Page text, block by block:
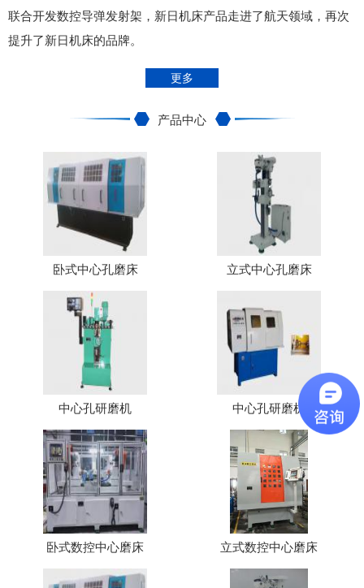
联合开发数控导弹发射架，新日机床产品走进了航天领域，再次
提升了新日机床的品牌。
更多
产品中心
卧式中心孔磨床 立式中心孔磨床
中心孔研磨机 中心孔研磨机
卧式数控中心磨床 立式数控中心磨床